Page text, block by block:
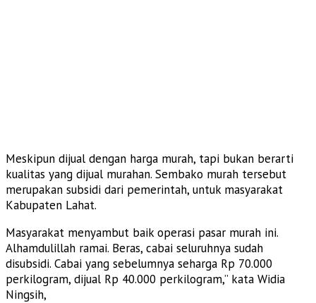
Meskipun dijual dengan harga murah, tapi bukan berarti
kualitas yang dijual murahan. Sembako murah tersebut
merupakan subsidi dari pemerintah, untuk masyarakat
Kabupaten Lahat.
Masyarakat menyambut baik operasi pasar murah ini.
Alhamdulillah ramai. Beras, cabai seluruhnya sudah
disubsidi. Cabai yang sebelumnya seharga Rp 70.000
perkilogram, dijual Rp 40.000 perkilogram,” kata Widia
Ningsih,